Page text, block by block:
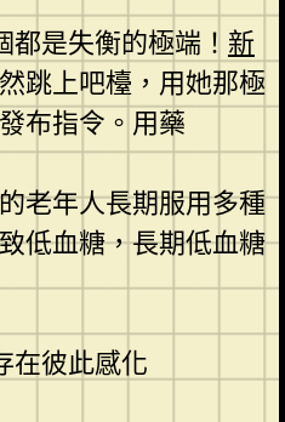
是失衡的極端！ 新
跳上吧檯，用她那極
布指令。用藥
老年人長期服用多種
低血糖，長期低血糖
在彼此感化